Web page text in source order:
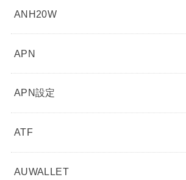
ANH20W
APN
APN設定
ATF
AUWALLET